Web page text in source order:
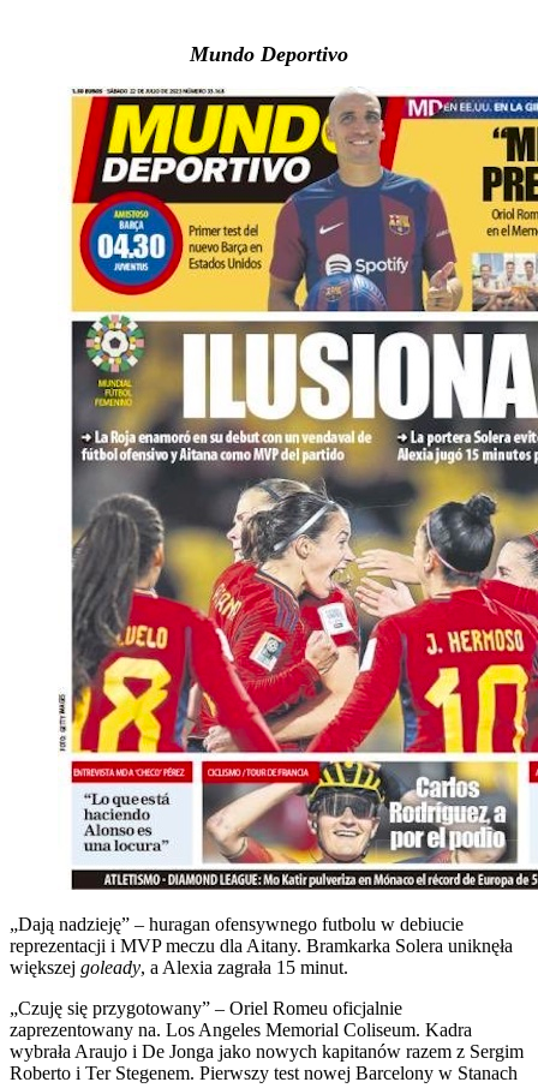
Mundo Deportivo
„Dają nadzieję” – huragan ofensywnego futbolu w debiucie
reprezentacji i MVP meczu dla Aitany. Bramkarka Solera uniknęła
większej goleady, a Alexia zagrała 15 minut.
„Czuję się przygotowany” – Oriel Romeu oficjalnie
zaprezentowany na. Los Angeles Memorial Coliseum. Kadra
wybrała Araujo i De Jonga jako nowych kapitanów razem z Sergim
Roberto i Ter Stegenem. Pierwszy test nowej Barcelony w Stanach